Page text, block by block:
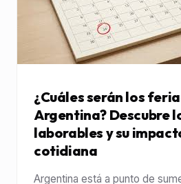
¿Cuáles serán los
Argentina? Descubre
laborables y su
cotidiana
Argentina está a punto de